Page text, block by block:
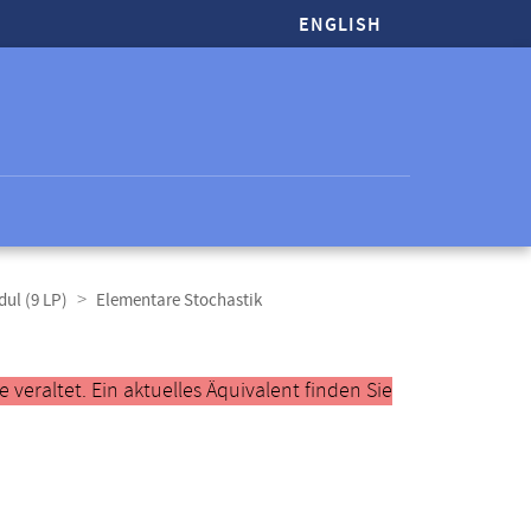
ENGLISH
(9 LP) Elementare Stochastik
veraltet. Ein aktuelles Äquivalent finden Sie